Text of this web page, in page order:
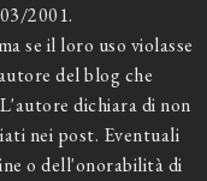
2001.
se il loro uso violasse
del blog che
dichiara di non
nei post. Eventuali
o dell'onorabilità di